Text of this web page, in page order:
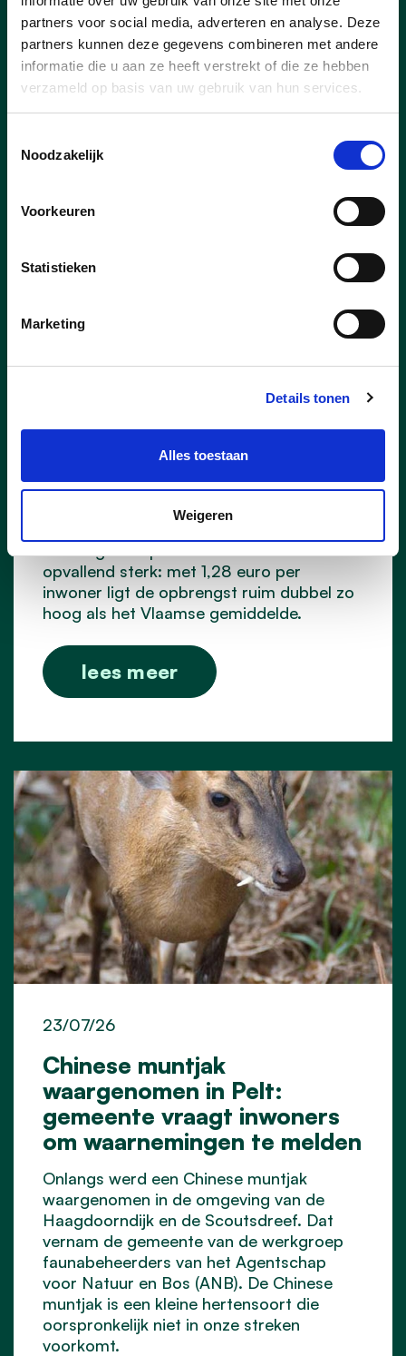
partners voor social media, adverteren en analyse. Deze
partners kunnen deze gegevens combineren met andere
informatie die u aan ze heeft verstrekt of die ze hebben
verzameld op basis van uw gebruik van hun services.
Noodzakelijk
Voorkeuren
Statistieken
Marketing
Details tonen
Alles toestaan
Weigeren
Nieuws
Pelt scoort in Vlaamse top-
15 voor 11.11.11
23/07/26
Vorig jaar haalde Pelt 44 425 euro op
voor 11.11.11. Daarmee eindigt onze
gemeente op de vijftiende plaats in
Vlaanderen en op de derde plaats in
opvallend sterk: met 1,28 euro per
inwoner ligt de opbrengst ruim dubbel zo
hoog als het Vlaamse gemiddelde.
lees meer
Chinese muntjak
waargenomen in Pelt:
gemeente vraagt inwoners
om waarnemingen te melden
23/07/26
Onlangs werd een Chinese muntjak
waargenomen in de omgeving van de
Haagdoorndijk en de Scoutsdreef. Dat
vernam de gemeente van de werkgroep
faunabeheerders van het Agentschap
voor Natuur en Bos (ANB). De Chinese
muntjak is een kleine hertensoort die
oorspronkelijk niet in onze streken
voorkomt.